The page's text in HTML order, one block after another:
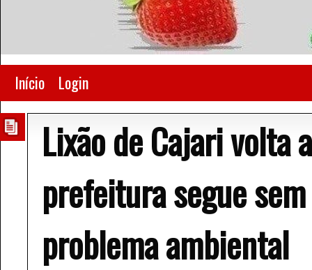
Início Login
Lixão de Cajari volta
prefeitura segue
problema ambiental